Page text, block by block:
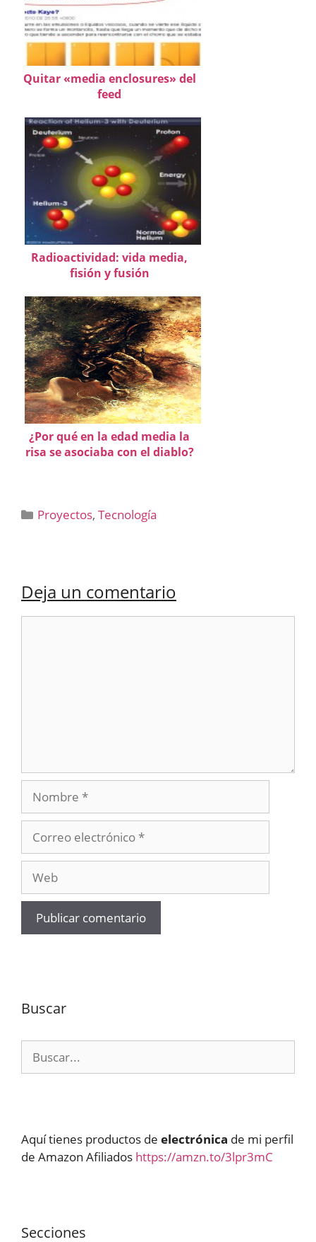
Quitar «media enclosures» del
feed
Radioactividad: vida media,
fisión y fusión
¿Por qué en la edad media la
risa se asociaba con el diablo?
Categorías
Proyectos,Tecnología
Deja un comentario
Nombre
electrónico
Buscar
Aquí tienes productos de electrónica de mi perfil
de Amazon Afiliados https://amzn.to/3lpr3mC
Secciones